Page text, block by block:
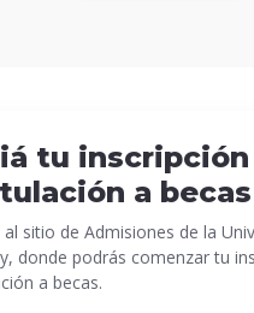
tu
a becas
al sitio de Admisiones de la
donde podrás comenzar tu
a becas.